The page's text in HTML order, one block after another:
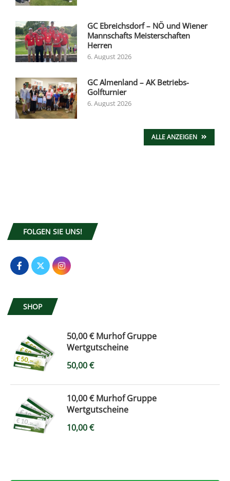
GC Ebreichsdorf – NÖ und Wiener
Mannschafts Meisterschaften
Herren
6. August 2026
GC Almenland – AK Betriebs-
Golfturnier
6. August 2026
ALLE ANZEIGEN
FOLGEN SIE UNS!
SHOP
50,00 € Murhof Gruppe
Wertgutscheine
50,00€
10,00 € Murhof Gruppe
Wertgutscheine
10,00€